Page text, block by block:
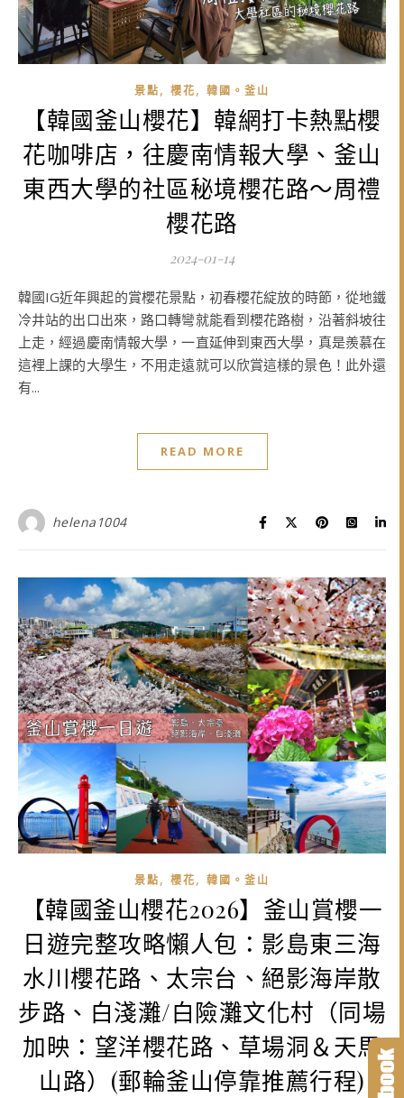
景點, 櫻花, 韓國。釜山
【韓國釜山櫻花】韓網打卡熱點櫻
花咖啡店，往慶南情報大學、釜山
東西大學的社區秘境櫻花路～周禮
櫻花路
2024-01-14
韓國IG近年興起的賞櫻花景點，初春櫻花綻放的時節，從地鐵
冷井站的出口出來，路口轉彎就能看到櫻花路樹，沿著斜坡往
上走，經過慶南情報大學，一直延伸到東西大學，真是羨慕在
這裡上課的大學生，不用走遠就可以欣賞這樣的景色！此外還
有...
READ MORE
helena1004
景點, 櫻花, 韓國。釜山
【韓國釜山櫻花2026】釜山賞櫻一
日遊完整攻略懶人包：影島東三海
水川櫻花路、太宗台、絕影海岸散
步路、白淺灘/白險灘文化村（同場
加映：望洋櫻花路、草場洞＆天馬
山路）(郵輪釜山停靠推薦行程)